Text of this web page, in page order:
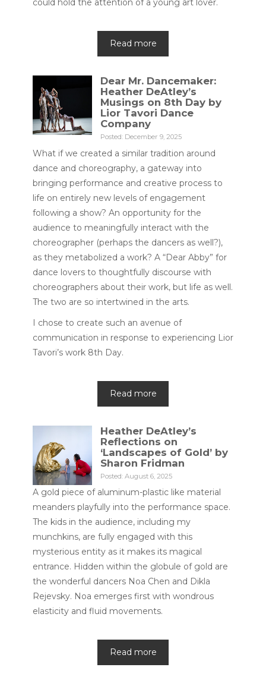
could hold the attention of a young art lover.
Read more
Dear Mr. Dancemaker:
Heather DeAtley’s
Musings on 8th Day by
Lior Tavori Dance
Company
Posted: December 9, 2025
What if we created a similar tradition around
dance and choreography, a gateway into
bringing performance and creative process to
life on entirely new levels of engagement
following a show? An opportunity for the
audience to meaningfully interact with the
choreographer (perhaps the dancers as well?),
as they metabolized a work? A “Dear Abby” for
dance lovers to thoughtfully discourse with
choreographers about their work, but life as well.
The two are so intertwined in the arts.
I chose to create such an avenue of
communication in response to experiencing Lior
Tavori’s work 8th Day.
Read more
Heather DeAtley’s
Reflections on
‘Landscapes of Gold’ by
Sharon Fridman
Posted: August 6, 2025
A gold piece of aluminum-plastic like material
meanders playfully into the performance space.
The kids in the audience, including my
munchkins, are fully engaged with this
mysterious entity as it makes its magical
entrance. Hidden within the globule of gold are
the wonderful dancers Noa Chen and Dikla
Rejevsky. Noa emerges first with wondrous
elasticity and fluid movements.
Read more